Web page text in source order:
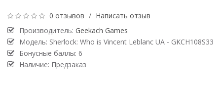
0 отзывов / Написать отзыв
Производитель: Geekach Games
Модель: Sherlock: Who is Vincent Leblanc UA - GKCH108S33
Бонусные баллы: 6
Наличие: Предзаказ